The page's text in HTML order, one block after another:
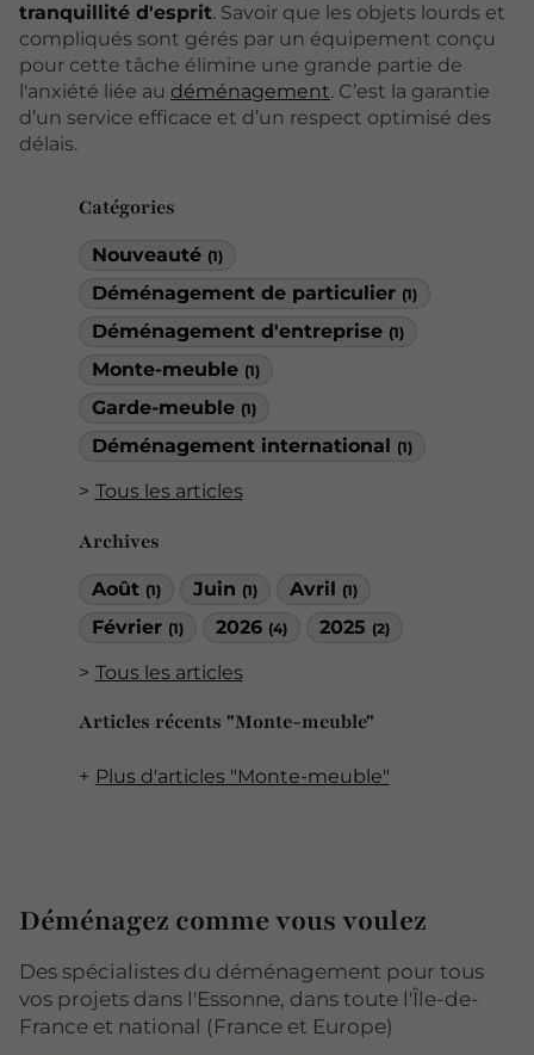
Catégories
Nouveauté (1)
Déménagement de particulier (1)
Déménagement d'entreprise (1)
Monte-meuble (1)
Garde-meuble (1)
Déménagement international (1)
Tous les articles
Archives
Août (1) Juin (1) Avril (1)
Février (1) 2026 (4) 2025 (2)
Tous les articles
Articles récents "Monte-meuble"
Plus d'articles "Monte-meuble"
tranquillité d'esprit. Savoir que les objets lourds et
compliqués sont gérés par un équipement conçu
pour cette tâche élimine une grande partie de
l'anxiété liée au déménagement. C’est la garantie
d’un service efficace et d’un respect optimisé des
délais.
Déménagez comme vous voulez
Des spécialistes du déménagement pour tous
vos projets dans l'Essonne, dans toute l'Île-de-
France et national (France et Europe)